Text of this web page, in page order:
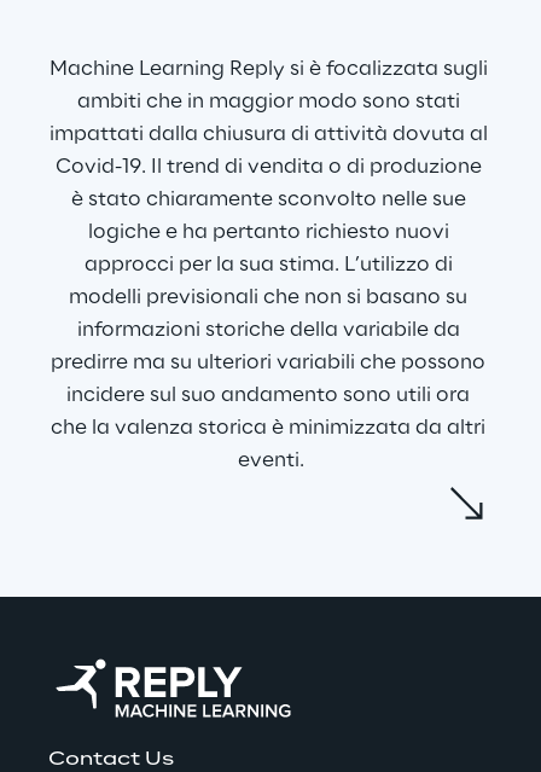
Machine Learning Reply si è focalizzata sugli
ambiti che in maggior modo sono stati
impattati dalla chiusura di attività dovuta al
Covid-19. Il trend di vendita o di produzione
è stato chiaramente sconvolto nelle sue
logiche e ha pertanto richiesto nuovi
approcci per la sua stima. L’utilizzo di
modelli previsionali che non si basano su
informazioni storiche della variabile da
predirre ma su ulteriori variabili che possono
incidere sul suo andamento sono utili ora
che la valenza storica è minimizzata da altri
eventi.
vantaggi sono multipli: astraendoci dal
concetto di passato possiamo offrire una
nuova prospettiva che guarda ad una serie
di fattori intrinsecamente utilizzati
Contact Us